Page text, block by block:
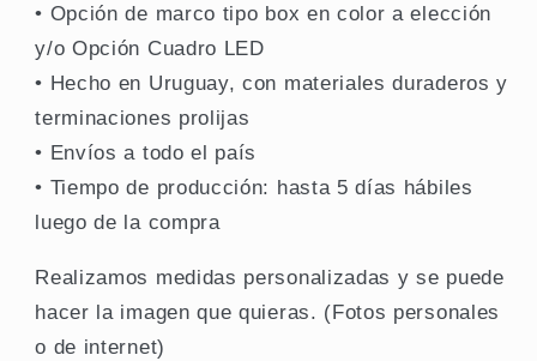
• Opción de marco tipo box en color a elección
y/o Opción Cuadro LED
• Hecho en Uruguay, con materiales duraderos y
terminaciones prolijas
• Envíos a todo el país
• Tiempo de producción: hasta 5 días hábiles
luego de la compra
Realizamos medidas personalizadas y se puede
hacer la imagen que quieras. (Fotos personales
o de internet)